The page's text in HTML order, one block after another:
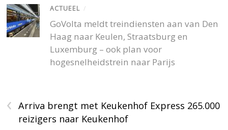
ACTUEEL /
GoVolta meldt treindiensten aan van Den
Haag naar Keulen, Straatsburg en
Luxemburg – ook plan voor
hogesnelheidstrein naar Parijs
‹
Arriva brengt met Keukenhof Express 265.000
reizigers naar Keukenhof